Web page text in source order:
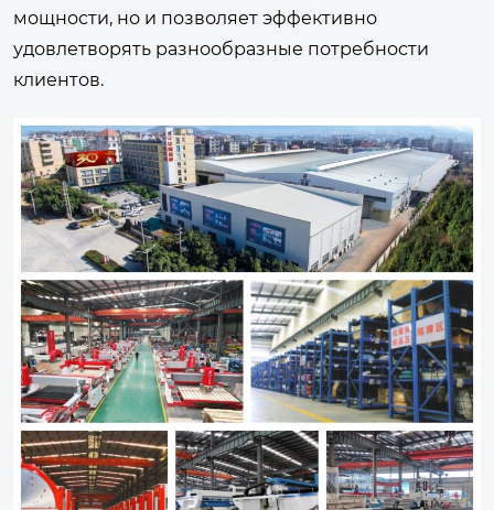
мощности, но и позволяет эффективно
удовлетворять разнообразные потребности
клиентов.